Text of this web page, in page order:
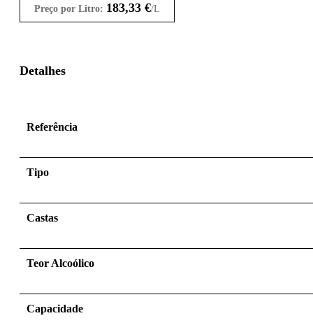
Preço por Litro: 183,33 €/L
Detalhes
Referência
Tipo
Castas
Teor Alcoólico
Capacidade